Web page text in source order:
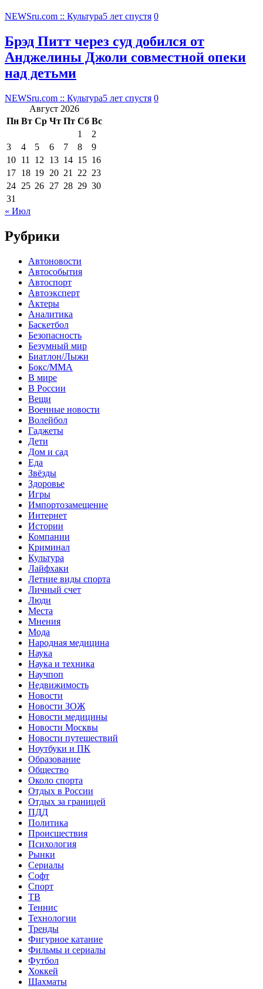
NEWSru.com :: Культура5 лет спустя 0
Брэд Питт через суд добился от
Анджелины Джоли совместной опеки
над детьми
NEWSru.com :: Культура5 лет спустя 0
Август 2026
Пн Вт Ср Чт Пт Сб Вс
1
2
3
4 5 6 7 8
9
10 11 12 13 14 15 16
17 18 19 20 21 22 23
24 25 26 27 28 29 30
31
« Июл
Рубрики
Автоновости
Автособытия
Автоспорт
Автоэксперт
Актеры
Аналитика
Баскетбол
Безопасность
Безумный мир
Биатлон/Лыжи
Бокс/MMA
В мире
В России
Вещи
Военные новости
Волейбол
Гаджеты
Дети
Дом и сад
Еда
Звёзды
Здоровье
Игры
Импортозамещение
Интернет
Истории
Компании
Криминал
Культура
Лайфхаки
Летние виды спорта
Личный счет
Люди
Места
Мнения
Мода
Народная медицина
Наука
Наука и техника
Научпоп
Недвижимость
Новости
Новости ЗОЖ
Новости медицины
Новости Москвы
Новости путешествий
Ноутбуки и ПК
Образование
Общество
Около спорта
Отдых в России
Отдых за границей
ПДД
Политика
Происшествия
Психология
Рынки
Сериалы
Софт
Спорт
ТВ
Теннис
Технологии
Тренды
Фигурное катание
Фильмы и сериалы
Футбол
Хоккей
Шахматы